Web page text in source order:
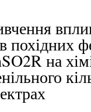
похідних
на